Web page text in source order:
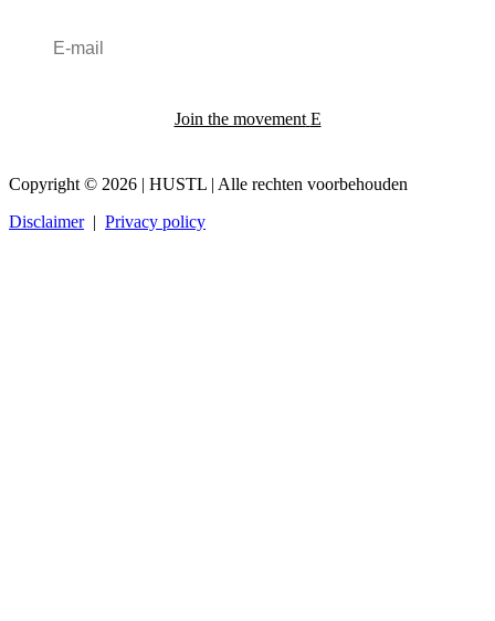
Join the movement
Copyright © 2026 | HUSTL | Alle rechten voorbehouden
Disclaimer| Privacy policy